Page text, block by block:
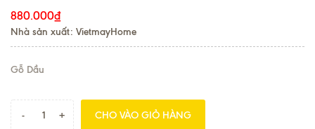
880.000₫
Nhà sản xuất: VietmayHome
Gỗ Dầu
- + CHO VÀO GIỎ HÀNG